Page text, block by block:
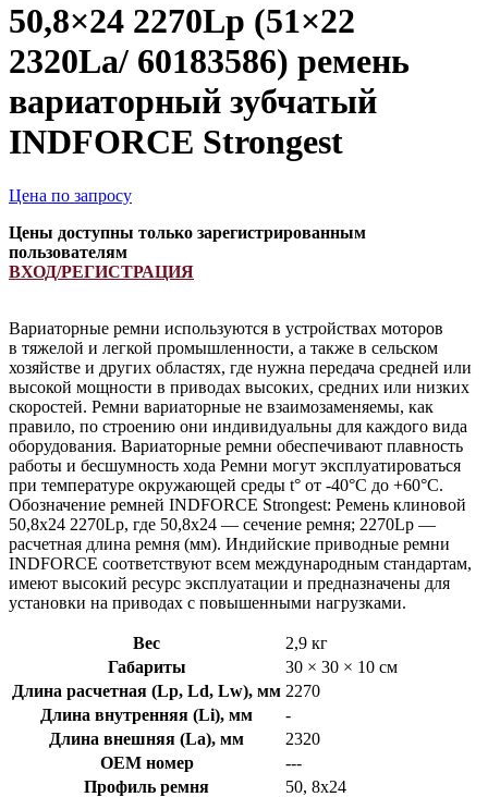
50,8×24 2270Lp (51×22
2320La/ 60183586) ремень
вариаторный зубчатый
INDFORCE Strongest
Цена по запросу
Цены доступны только зарегистрированным
пользователям
ВХОД/РЕГИСТРАЦИЯ
Вариаторные ремни используются в устройствах моторов
в тяжелой и легкой промышленности, а также в сельском
хозяйстве и других областях, где нужна передача средней или
высокой мощности в приводах высоких, средних или низких
скоростей. Ремни вариаторные не взаимозаменяемы, как
правило, по строению они индивидуальны для каждого вида
оборудования. Вариаторные ремни обеспечивают плавность
работы и бесшумность хода Ремни могут эксплуатироваться
при температуре окружающей среды t° от -40°С до +60°С.
Обозначение ремней INDFORCE Strongest: Ремень клиновой
50,8х24 2270Lp, где 50,8х24 — сечение ремня; 2270Lp —
расчетная длина ремня (мм). Индийские приводные ремни
INDFORCE соответствуют всем международным стандартам,
имеют высокий ресурс эксплуатации и предназначены для
установки на приводах с повышенными нагрузками.
Вес
2,9 кг
Габариты
30 × 30 × 10 см
Длина расчетная (Lp, Ld, Lw), мм 2270
Длина внутренняя (Li), мм
-
Длина внешняя (La), мм
2320
OEM номер
---
Профиль ремня
50, 8x24